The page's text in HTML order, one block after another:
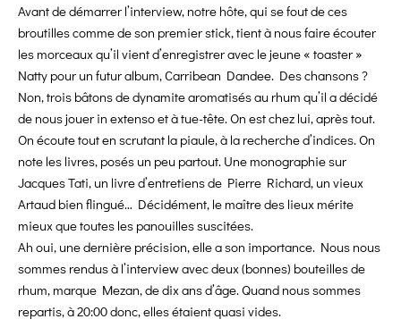
Avant de démarrer l’interview, notre hôte, qui se fout de ces
broutilles comme de son premier stick, tient à nous faire écouter
les morceaux qu’il vient d’enregistrer avec le jeune « toaster »
Natty pour un futur album, Carribean Dandee. Des chansons ?
Non, trois bâtons de dynamite aromatisés au rhum qu’il a décidé
de nous jouer in extenso et à tue-tête. On est chez lui, après tout.
On écoute tout en scrutant la piaule, à la recherche d’indices. On
note les livres, posés un peu partout. Une monographie sur
Jacques Tati, un livre d’entretiens de Pierre Richard, un vieux
Artaud bien flingué… Décidément, le maître des lieux mérite
mieux que toutes les panouilles suscitées.
Ah oui, une dernière précision, elle a son importance. Nous nous
sommes rendus à l’interview avec deux (bonnes) bouteilles de
rhum, marque Mezan, de dix ans d’âge. Quand nous sommes
repartis, à 20:00 donc, elles étaient quasi vides.